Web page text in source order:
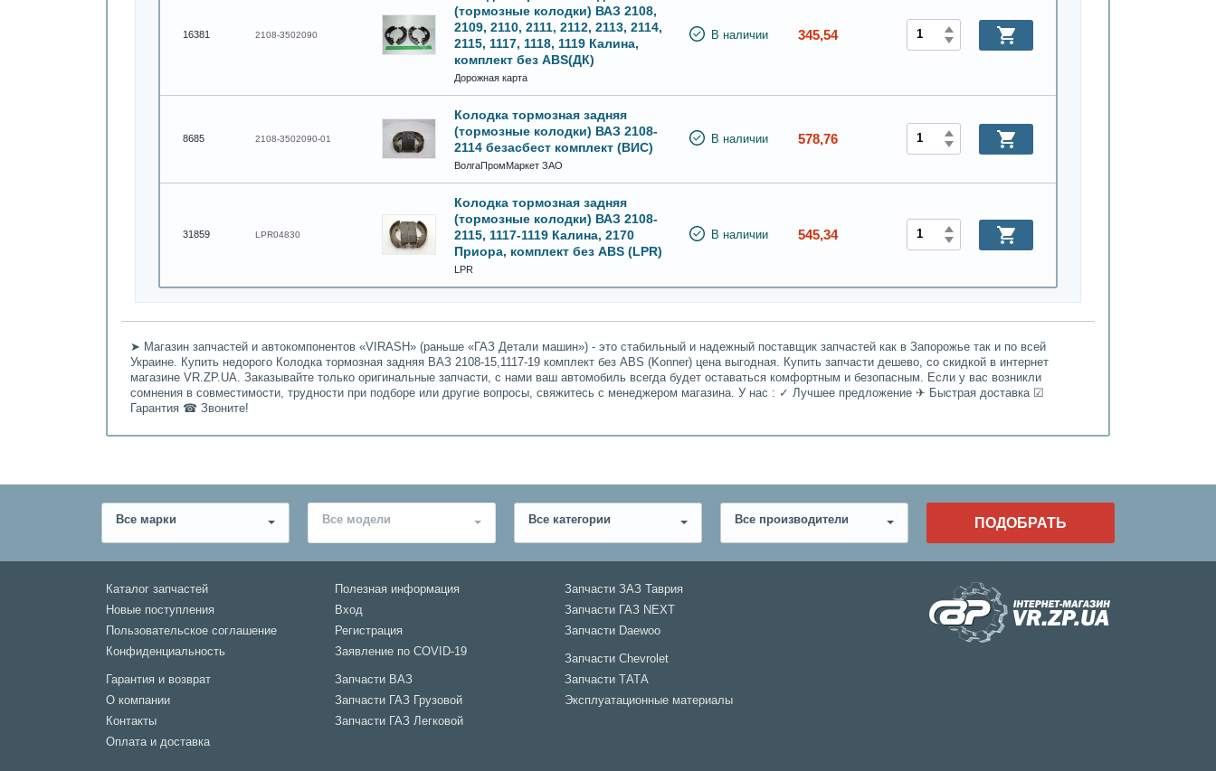
16381 2108-3502090
(тормозные колодки) ВАЗ 2108,
2109, 2110, 2111, 2112, 2113, 2114,
2115, 1117, 1118, 1119 Калина,
комплект без ABS(ДК)
Дорожная карта
В наличии 345,54
8685 2108-3502090-01
Колодка тормозная задняя
(тормозные колодки) ВАЗ 2108-
2114 безасбест комплект (ВИС)
ВолгаПромМаркет ЗАО
В наличии 578,76
31859 LPR04830
Колодка тормозная задняя
(тормозные колодки) ВАЗ 2108-
2115, 1117-1119 Калина, 2170
Приора, комплект без ABS (LPR)
LPR
В наличии 545,34
➤ Магазин запчастей и автокомпонентов «VIRASH» (раньше «ГАЗ Детали машин») - это стабильный и надежный поставщик запчастей как в Запорожье так и по всей
Украине. Купить недорого Колодка тормозная задняя ВАЗ 2108-15,1117-19 комплект без ABS (Konner) цена выгодная. Купить запчасти дешево, со скидкой в интернет
магазине VR.ZP.UA. Заказывайте только оригинальные запчасти, с нами ваш автомобиль всегда будет оставаться комфортным и безопасным. Если у вас возникли
сомнения в совместимости, трудности при подборе или другие вопросы, свяжитесь с менеджером магазина. У нас : ✓ Лучшее предложение ✈ Быстрая доставка ☑
Гарантия ☎ Звоните!
Все марки Все модели Все категории Все производители ПОДОБРАТЬ
Каталог запчастей
Новые поступления
Пользовательское соглашение
Конфиденциальность
Гарантия и возврат
О компании
Контакты
Оплата и доставка
Полезная информация
Вход
Регистрация
Заявление по COVID-19
Запчасти ВАЗ
Запчасти ГАЗ Грузовой
Запчасти ГАЗ Легковой
Запчасти ЗАЗ Таврия
Запчасти ГАЗ NEXT
Запчасти Daewoo
Запчасти Chevrolet
Запчасти ТАТА
Эксплуатационные материалы